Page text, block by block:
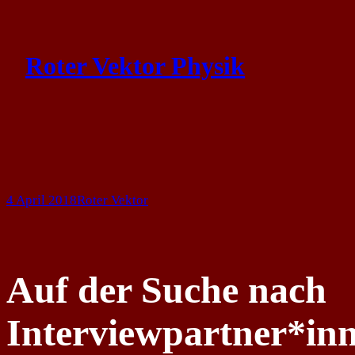
content
Roter Vektor Physik
4 April 2018Roter Vektor
Auf der Suche nach